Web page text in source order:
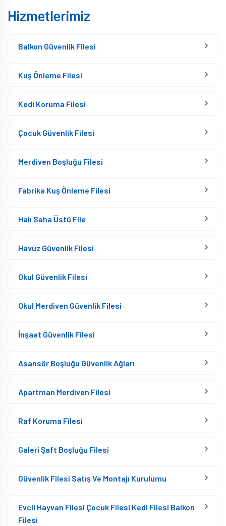
Hizmetlerimiz
Balkon Güvenlik Filesi
Kuş Önleme Filesi
Kedi Koruma Filesi
Çocuk Güvenlik Filesi
Merdiven Boşluğu Filesi
Fabrika Kuş Önleme Filesi
Halı Saha Üstü File
Havuz Güvenlik Filesi
Okul Güvenlik Filesi
Okul Merdiven Güvenlik Filesi
İnşaat Güvenlik Filesi
Asansör Boşluğu Güvenlik Ağları
Apartman Merdiven Filesi
Raf Koruma Filesi
Galeri Şaft Boşluğu Filesi
Güvenlik Filesi Satış Ve Montajı Kurulumu
Evcil Hayvan Filesi Çocuk Filesi Kedi Filesi Balkon
Filesi